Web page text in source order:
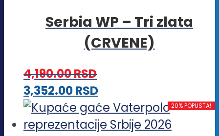
više
varijanti.
biti
izabrane
na
Serbia WP – Tri zlata
(CRVENE)
4,190.00RSD
3,352.00RSDOvaj
proizvod
ima
20% POPUSTA!